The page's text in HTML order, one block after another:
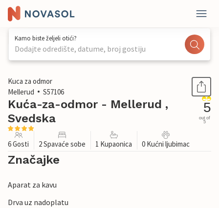
Kamo biste željeli otići?
Dodajte odredište, datume, broj gostiju
1 / 20
Kuca za odmor
Mellerud
S57106
Kuća-za-odmor - Mellerud ,
Svedska
5
out of
5
6 Gosti 2 Spavaće sobe 1 Kupaonica 0 Kućni ljubimac
Značajke
Aparat za kavu
Drva uz nadoplatu